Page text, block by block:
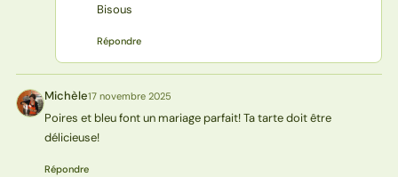
Bisous
Répondre
M Michèle17 novembre 2025
Poires et bleu font un mariage parfait! Ta tarte doit être
délicieuse!
Répondre